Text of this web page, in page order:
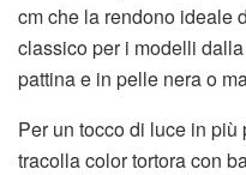
cm che la rendono ideale
classico per i modelli
pattina e in pelle nera o
Per un tocco di luce in
tracolla color tortora con